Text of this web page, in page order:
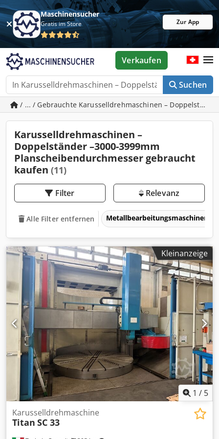
Maschinensucher
Gratis im Store Zur App
Suchen
Verkaufen
/ ... / Gebrauchte Karusselldrehmaschinen –
Karusselldrehmaschinen –
Doppelständer –3000-3999mm
Planscheibendurchmesser gebraucht
kaufen (11)
Filter Relevanz
Alle Filter entfernen Metallbearbeitungsmaschinen
Kleinanzeige
1 / 5
Karusselldrehmaschine
Titan SC 33